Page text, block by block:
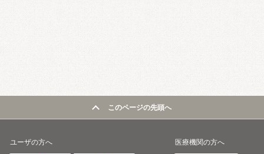
このページの先頭へ
ユーザの方へ 医療機関の方へ